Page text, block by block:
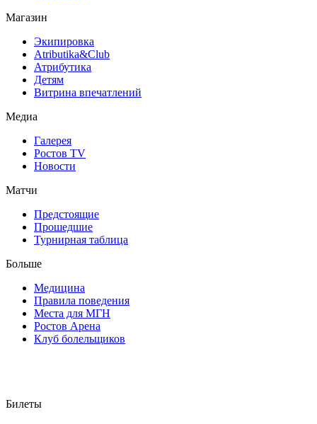
Магазин
Экипировка
Atributika&Club
Атрибутика
Детям
Витрина впечатлений
Медиа
Галерея
Ростов TV
Новости
Матчи
Предстоящие
Прошедшие
Турнирная таблица
Больше
Медицина
Правила поведения
Места для МГН
Ростов Арена
Клуб болельщиков
Билеты